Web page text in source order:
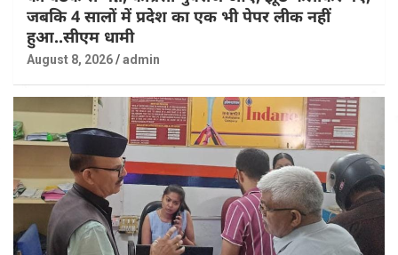
जबकि 4 सालों में प्रदेश का एक भी पेपर लीक नहीं
हुआ..सीएम धामी
August 8, 2026 admin